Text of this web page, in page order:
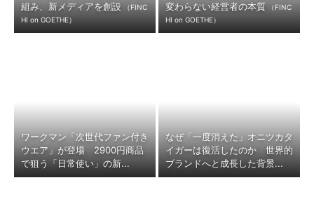
組み、新メディアを創設
（FINC
HI on GOETHE）
変わらない経営者の本質
（FINC
HI on GOETHE）
ワークマン「次世代ファン付き
ウエア」が登場 2900円商品
で狙う「日常使い」の新...
なぜ「一度消えた」オニツカタ
イガーは復活したのか 世界的
ブランドへと成長した背景...